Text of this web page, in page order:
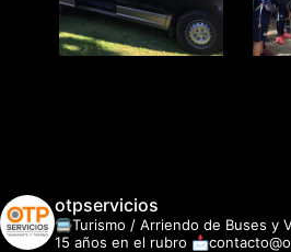
otpservicios
🚍Turismo / Arriendo de Buses y
15 años en el rubro